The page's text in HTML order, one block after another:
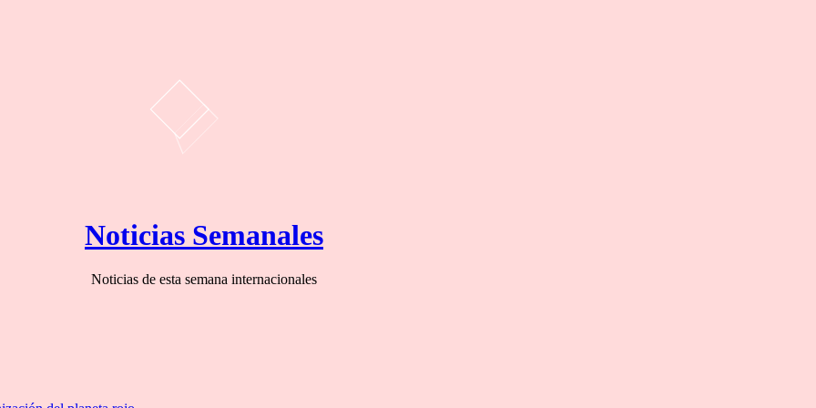
Noticias Semanales
Noticias de esta semana internacionales